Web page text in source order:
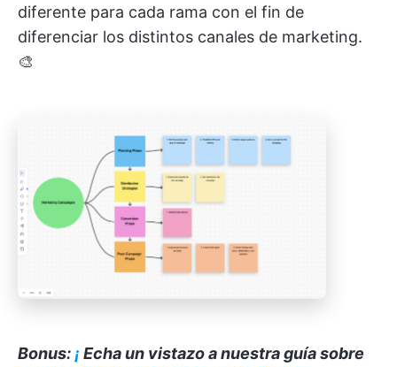
diferente para cada rama con el fin de
diferenciar los distintos canales de marketing.
🎨
Bonus: ¡ Echa un vistazo a nuestra guía sobre